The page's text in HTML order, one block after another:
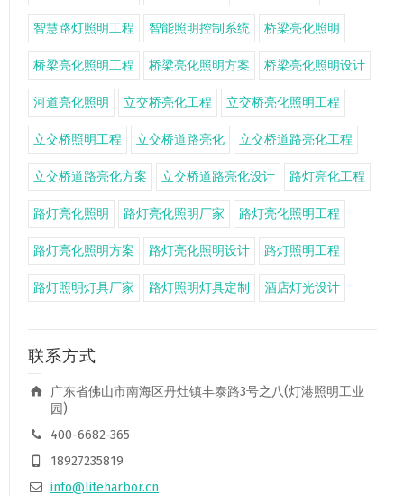
智慧路灯照明工程 智能照明控制系统 桥梁亮化照明
桥梁亮化照明工程 桥梁亮化照明方案 桥梁亮化照明设计
河道亮化照明 立交桥亮化工程 立交桥亮化照明工程
立交桥照明工程 立交桥道路亮化 立交桥道路亮化工程
立交桥道路亮化方案 立交桥道路亮化设计 路灯亮化工程
路灯亮化照明 路灯亮化照明厂家 路灯亮化照明工程
路灯亮化照明方案 路灯亮化照明设计 路灯照明工程
路灯照明灯具厂家 路灯照明灯具定制 酒店灯光设计
联系方式
广东省佛山市南海区丹灶镇丰泰路3号之八(灯港照明工业
园)
400-6682-365
18927235819
info@liteharbor.cn